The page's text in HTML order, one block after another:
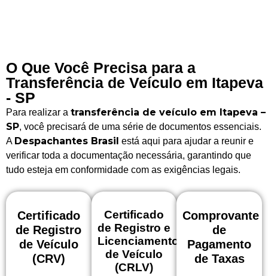
O Que Você Precisa para a
Transferência de Veículo em Itapeva
- SP
Para realizar a transferência de veículo em Itapeva –
SP, você precisará de uma série de documentos essenciais.
A Despachantes Brasil está aqui para ajudar a reunir e
verificar toda a documentação necessária, garantindo que
tudo esteja em conformidade com as exigências legais.
Certificado
de Registro
de Veículo
(CRV)
Certificado
de Registro e
Licenciamento
de Veículo
(CRLV)
Comprovante
de
Pagamento
de Taxas